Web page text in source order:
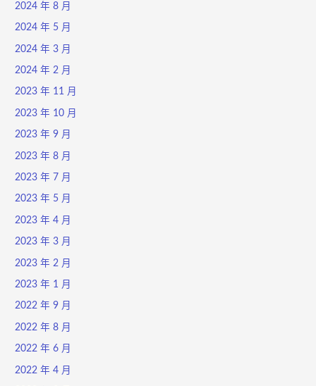
2024 年 8 月
2024 年 5 月
2024 年 3 月
2024 年 2 月
2023 年 11 月
2023 年 10 月
2023 年 9 月
2023 年 8 月
2023 年 7 月
2023 年 5 月
2023 年 4 月
2023 年 3 月
2023 年 2 月
2023 年 1 月
2022 年 9 月
2022 年 8 月
2022 年 6 月
2022 年 4 月